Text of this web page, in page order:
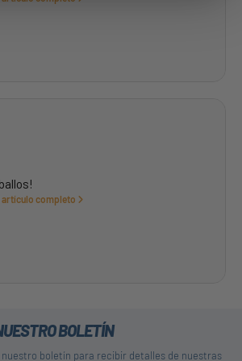
artículo completo
BOLETÍN
boletín para recibir detalles de nuestras